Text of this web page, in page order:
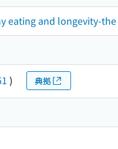
eating and longevity-
) 典拠